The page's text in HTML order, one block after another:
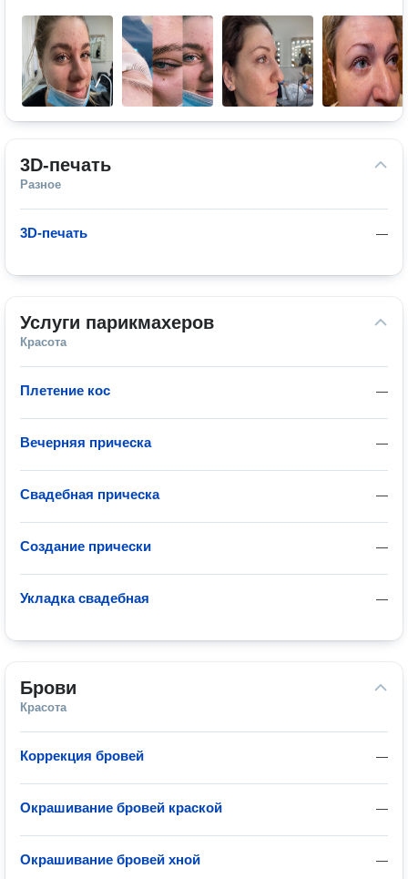
3D-печать
Разное
—
3D-печать
Услуги парикмахеров
Красота
—
Плетение кос
—
Вечерняя прическа
—
Свадебная прическа
—
Создание прически
—
Укладка свадебная
Брови
Красота
—
Коррекция бровей
—
Окрашивание бровей краской
—
Окрашивание бровей хной